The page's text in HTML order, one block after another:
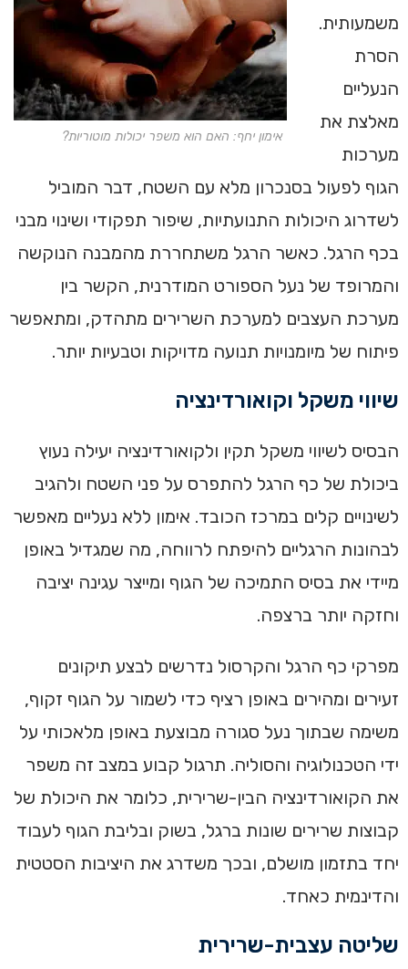
אימון יחף: האם הוא משפר יכולות מוטוריות?
משמעותית.
הסרת
הנעליים
מאלצת את
מערכות
הגוף לפעול בסנכרון מלא עם השטח, דבר המוביל
לשדרוג היכולות התנועתיות, שיפור תפקודי ושינוי מבני
בכף הרגל. כאשר הרגל משתחררת מהמבנה הנוקשה
והמרופד של נעל הספורט המודרנית, הקשר בין
מערכת העצבים למערכת השרירים מתהדק, ומתאפשר
פיתוח של מיומנויות תנועה מדויקות וטבעיות יותר.
שיווי משקל וקואורדינציה
הבסיס לשיווי משקל תקין ולקואורדינציה יעילה נעוץ
ביכולת של כף הרגל להתפרס על פני השטח ולהגיב
לשינויים קלים במרכז הכובד. אימון ללא נעליים מאפשר
לבהונות הרגליים להיפתח לרווחה, מה שמגדיל באופן
מיידי את בסיס התמיכה של הגוף ומייצר עגינה יציבה
וחזקה יותר ברצפה.
מפרקי כף הרגל והקרסול נדרשים לבצע תיקונים
זעירים ומהירים באופן רציף כדי לשמור על הגוף זקוף,
משימה שבתוך נעל סגורה מבוצעת באופן מלאכותי על
ידי הטכנולוגיה והסוליה. תרגול קבוע במצב זה משפר
את הקואורדינציה הבין-שרירית, כלומר את היכולת של
קבוצות שרירים שונות ברגל, בשוק ובליבת הגוף לעבוד
יחד בתזמון מושלם, ובכך משדרג את היציבות הסטטית
והדינמית כאחד.
שליטה עצבית-שרירית